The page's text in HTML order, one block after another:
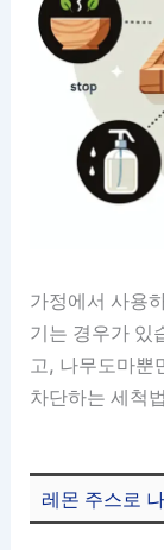
가정에서 사용
기는 경우가 있
고, 나무도마뿐
차단하는 세척
레몬 주스로